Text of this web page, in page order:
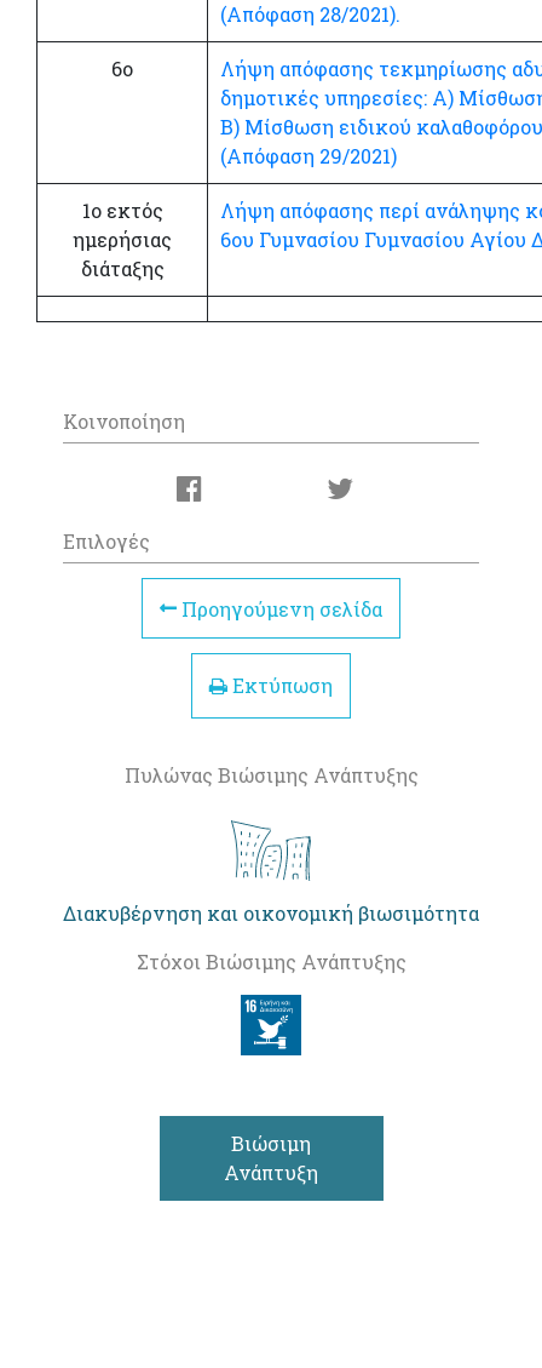
(Απόφαση 28/2021).
6ο
Λήψη απόφασης τεκμηρίωσης
δημοτικές υπηρεσίες: Α)
Β) Μίσθωση ειδικού
(Απόφαση 29/2021)
1ο εκτός
ημερήσιας
διάταξης
Λήψη απόφασης περί ανάληψης
6ου Γυμνασίου Γυμνασίου Αγίου
Κοινοποίηση
Επιλογές
Προηγούμενη σελίδα
Εκτύπωση
Πυλώνας Βιώσιμης Ανάπτυξης
Διακυβέρνηση και οικονομική βιωσιμότητα
Στόχοι Βιώσιμης Ανάπτυξης
Βιώσιμη
Ανάπτυξη